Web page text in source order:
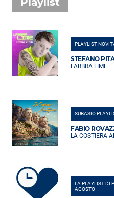
PLAYLIST
STEFANO
LABBRA LIME
SUBASIO
FABIO
LA COSTIERA
LA PLAYLIST DI
AGOSTO